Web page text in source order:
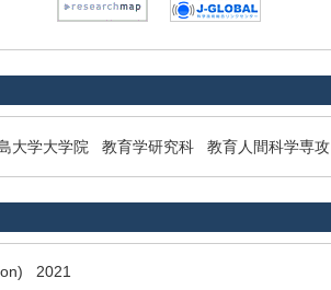
大学大学院 教育学研究科 教育人間科学専攻
2021